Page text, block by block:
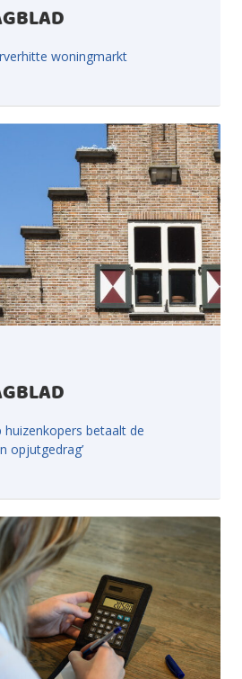
woningmarkt
huizenkopers betaalt de
opjutgedrag’